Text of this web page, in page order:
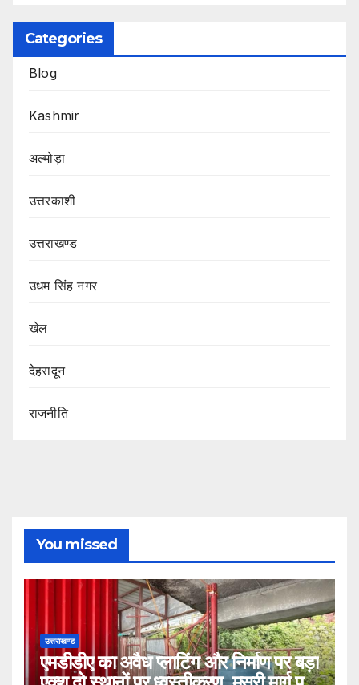
Categories
Blog
Kashmir
अल्मोड़ा
उत्तरकाशी
उत्तराखण्ड
उधम सिंह नगर
खेल
देहरादून
राजनीति
You missed
उत्तराखण्ड
एमडीडीए का अवैध प्लाटिंग और निर्माण पर बड़ा